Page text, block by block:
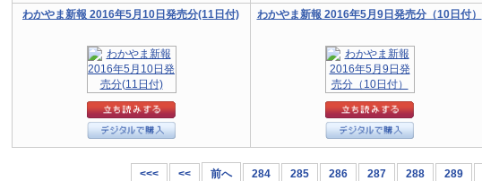
わかやま新報 2016年5月10日発売分(11日付) わかやま新報 2016年5月9日発売分（10日付）
<<< << 前へ 284 285 286 287 288 289